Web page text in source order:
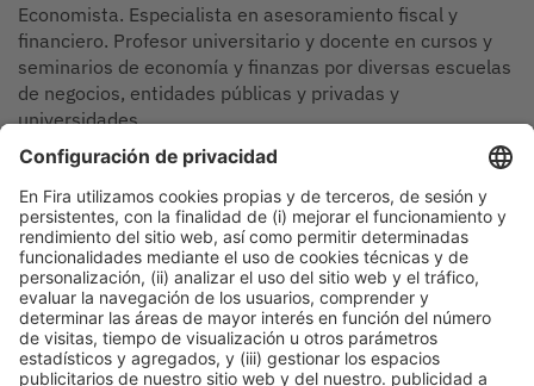
Economista. Especialista en asesoramiento fiscal y
financiero. Profesor universitario y docente en cursos y
seminarios de economía y finanzas por diversas escuelas
de negocios, entidades públicas y privadas y
universidades.
Sesiones
16:00h
WORKSHOP | BIZBARCELONA 2025 GESTIÓN